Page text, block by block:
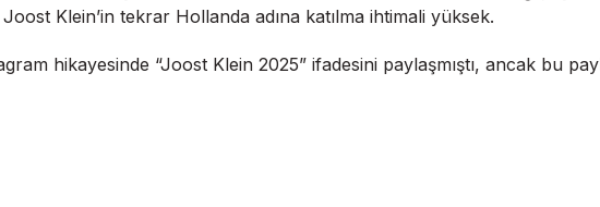
Klein’in tekrar Hollanda adına katılma ihtimali yüksek.
hikayesinde “Joost Klein 2025” ifadesini paylaşmıştı, ancak bu